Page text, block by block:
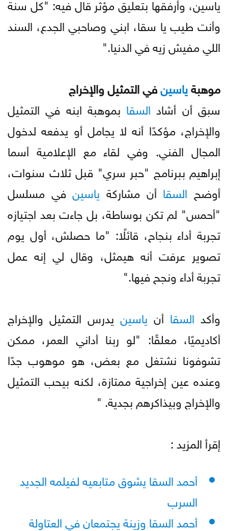
وأنت طيب يا سقا، ابني وصاحبي الجدع، السند
اللي مفيش زيه في الدنيا."
موهبةياسينفي التمثيل والإخراج
سبق أن أشاد السقا بموهبة ابنه في التمثيل
والإخراج، مؤكدًا أنه لا يجامل أو يدفعه لدخول
المجال الفني. وفي لقاء مع الإعلامية أسما
إبراهيم ببرنامج "حبر سري" قبل ثلاث سنوات،
أوضح السقا أن مشاركة ياسينفي مسلسل
"أحمس" لم تكن بوساطة، بل جاءت بعد اجتيازه
تجربة أداء بنجاح، قائلًا: "ما حصلش، أول يوم
تصوير عرفت أنه هيمثل، وقال لي إنه عمل
تجربة أداء ونجح فيها."
وأكد السقا أن ياسين يدرس التمثيل والإخراج
أكاديميًا، معلقًا: "لو ربنا أداني العمر، ممكن
تشوفونا نشتغل مع بعض، هو موهوب جدًا
وعنده عين إخراجية ممتازة، لكنه بيحب التمثيل
والإخراج وبيذاكرهم بجدية. "
إقرأ المزيد :
أحمد السقا يشوق متابعيه لفيلمه الجديد
السرب
أحمد السقا وزينة يجتمعان في العتاولة